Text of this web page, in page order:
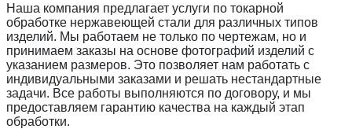
Наша компания предлагает услуги по токарной
обработке нержавеющей стали для различных типов
изделий. Мы работаем не только по чертежам, но и
принимаем заказы на основе фотографий изделий с
указанием размеров. Это позволяет нам работать с
индивидуальными заказами и решать нестандартные
задачи. Все работы выполняются по договору, и мы
предоставляем гарантию качества на каждый этап
обработки.